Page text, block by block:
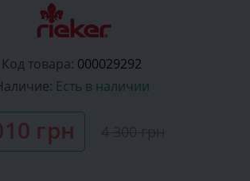
Код товара: 000029292
Есть в наличии
грн